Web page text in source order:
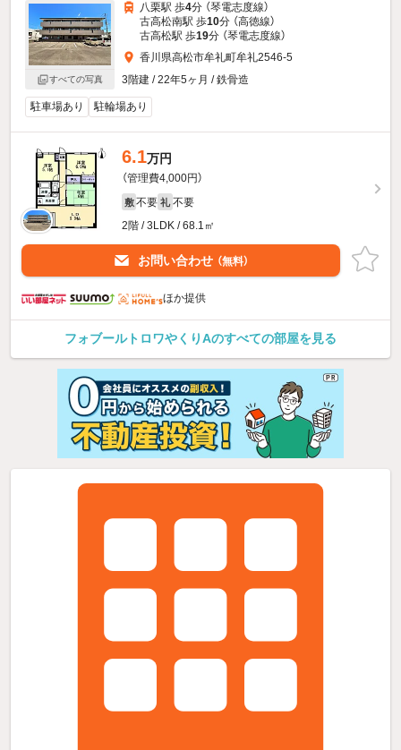
すべての写真
八栗駅 歩4分 （琴電志度線）
古高松南駅 歩10分 （高徳線）
古高松駅 歩19分 （琴電志度線）
香川県高松市牟礼町牟礼2546-5
3階建 / 22年5ヶ月 / 鉄骨造
駐車場あり 駐輪場あり
6.1万円
（管理費4,000円）
敷 不要 礼 不要
2階 / 3LDK / 68.1㎡
お問い合わせ （無料）
ほか提供
フォブールトロワやくりAのすべての部屋を見る